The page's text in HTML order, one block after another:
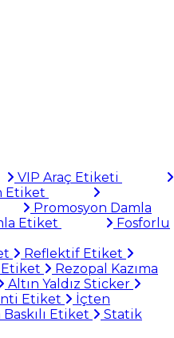
VIP Araç Etiketi
Etiket
Promosyon Damla
Etiket
Fosforlu
Reflektif Etiket
Etiket
Rezopal Kazıma
Altın Yaldız Sticker
Etiket
İçten
Etiket
Statik